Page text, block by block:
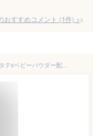
おすすめコメント (1件) >
SOU10g 携帯用 靴用消臭除菌パウダー 日本製 ホタテxベビーパウダー配合 メナージュナチュラルライフ MENAGE NATURAL LIFE 携帯用10g SOU-爽-